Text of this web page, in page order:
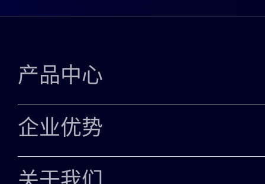
产品中心
INTEL XEON CPU
AMD EPYC CPU
企业优势
选择我们